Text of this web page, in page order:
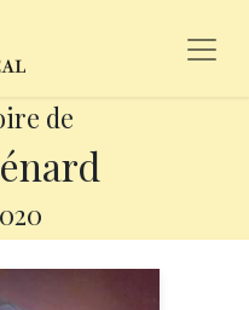
de